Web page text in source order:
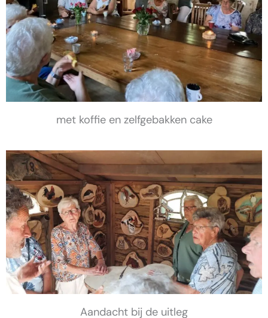
met koffie en zelfgebakken cake
Aandacht bij de uitleg